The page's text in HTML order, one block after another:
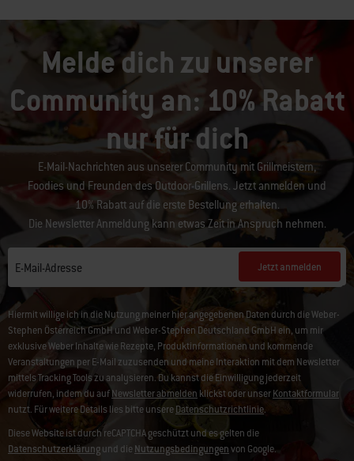
Melde dich zu unserer
Community an: 10% Rabatt
nur für dich
E-Mail-Nachrichten aus unserer Community mit Grillmeistern,
Foodies und Freunden des Outdoor-Grillens. Jetzt anmelden und
10% Rabatt auf die erste Bestellung erhalten.
Die Newsletter Anmeldung kann etwas Zeit in Anspruch nehmen.
E-Mail-Adresse Jetzt anmelden
Hiermit willige ich in die Nutzung meiner hier angegebenen Daten durch die Weber-
Stephen Österreich GmbH und Weber-Stephen Deutschland GmbH ein, um mir
exklusive Weber Inhalte wie Rezepte, Produktinformationen und kommende
Veranstaltungen per E-Mail zuzusenden und meine Interaktion mit dem Newsletter
mittels Tracking Tools zu analysieren. Du kannst die Einwilligung jederzeit
widerrufen, indem du aufNewsletter abmelden klickst oder unserKontaktformular
nutzt. Für weitere Details lies bitte unsereDatenschutzrichtlinie.
Diese Website ist durch reCAPTCHA geschützt und es gelten die
Datenschutzerklärungund dieNutzungsbedingungenvon Google.